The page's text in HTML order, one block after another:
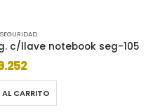
c/llave notebook seg-105
CARRITO